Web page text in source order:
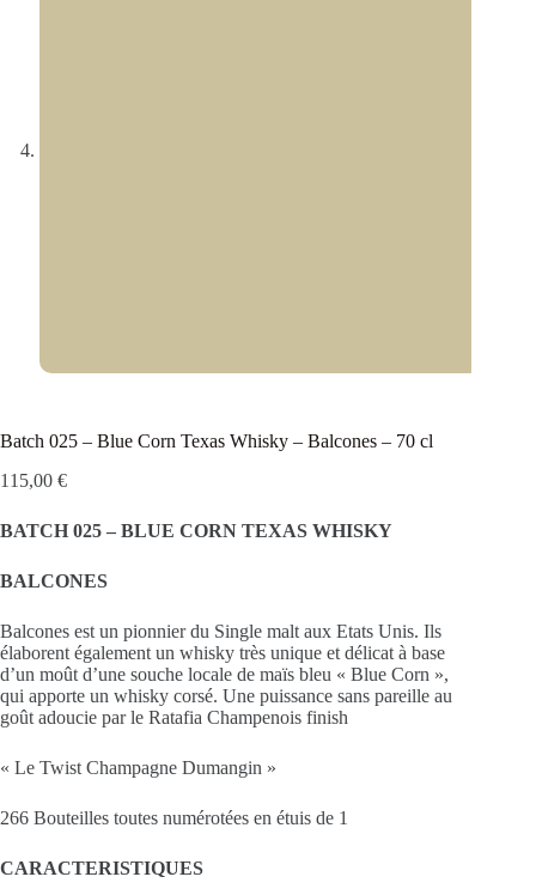
Batch 025 – Blue Corn Texas Whisky – Balcones – 70 cl
115,00 €
BATCH 025 – BLUE CORN TEXAS WHISKY
BALCONES
Balcones est un pionnier du Single malt aux Etats Unis. Ils
élaborent également un whisky très unique et délicat à base
d’un moût d’une souche locale de maïs bleu « Blue Corn »,
qui apporte un whisky corsé. Une puissance sans pareille au
goût adoucie par le Ratafia Champenois finish
« Le Twist Champagne Dumangin »
266 Bouteilles toutes numérotées en étuis de 1
CARACTERISTIQUES